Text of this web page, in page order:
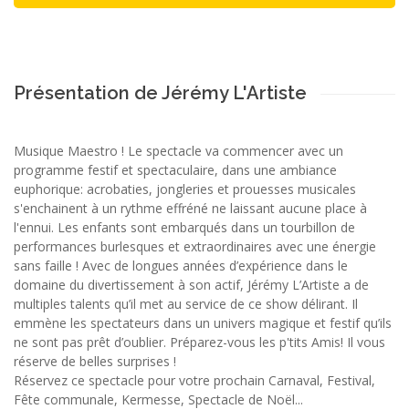
Présentation de Jérémy L'Artiste
Musique Maestro ! Le spectacle va commencer avec un
programme festif et spectaculaire, dans une ambiance
euphorique: acrobaties, jongleries et prouesses musicales
s'enchainent à un rythme effréné ne laissant aucune place à
l'ennui. Les enfants sont embarqués dans un tourbillon de
performances burlesques et extraordinaires avec une énergie
sans faille ! Avec de longues années d’expérience dans le
domaine du divertissement à son actif, Jérémy L’Artiste a de
multiples talents qu’il met au service de ce show délirant. Il
emmène les spectateurs dans un univers magique et festif qu’ils
ne sont pas prêt d’oublier. Préparez-vous les p'tits Amis! Il vous
réserve de belles surprises !
Réservez ce spectacle pour votre prochain Carnaval, Festival,
Fête communale, Kermesse, Spectacle de Noël...